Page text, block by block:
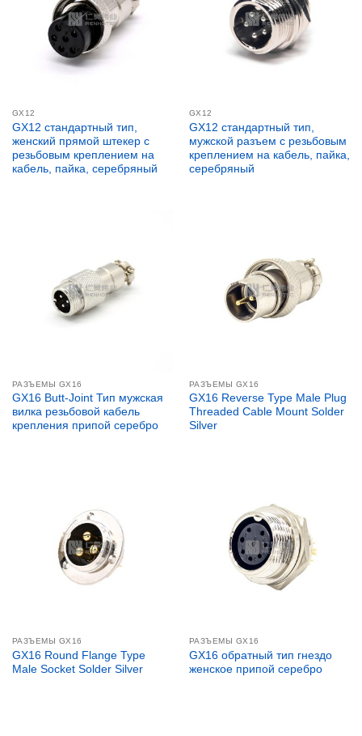
GX12
GX12 стандартный тип,
женский прямой штекер с
резьбовым креплением на
кабель, пайка, серебряный
GX12
GX12 стандартный тип,
мужской разъем с резьбовым
креплением на кабель, пайка,
серебряный
РАЗЪЕМЫ GX16
GX16 Butt-Joint Тип мужская
вилка резьбовой кабель
крепления припой серебро
РАЗЪЕМЫ GX16
GX16 Reverse Type Male Plug
Threaded Cable Mount Solder
Silver
РАЗЪЕМЫ GX16
GX16 Round Flange Type
Male Socket Solder Silver
РАЗЪЕМЫ GX16
GX16 обратный тип гнездо
женское припой серебро